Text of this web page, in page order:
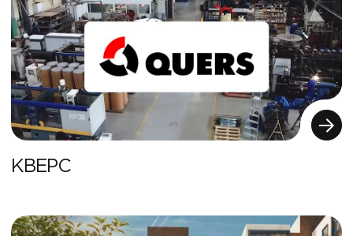
КВЕРС